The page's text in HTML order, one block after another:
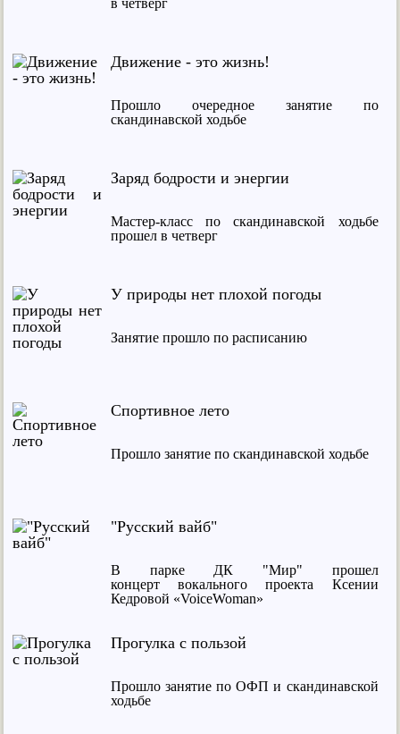
в четверг
Движение - это жизнь!
Прошло очередное занятие по
скандинавской ходьбе
Заряд бодрости и энергии
Мастер-класс по скандинавской ходьбе
прошел в четверг
У природы нет плохой погоды
Занятие прошло по расписанию
Спортивное лето
Прошло занятие по скандинавской ходьбе
"Русский вайб"
В парке ДК "Мир" прошел
концерт вокального проекта Ксении
Кедровой «VoiceWoman»
Прогулка с пользой
Прошло занятие по ОФП и скандинавской
ходьбе